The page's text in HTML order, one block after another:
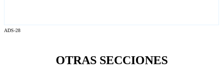
ADS-28
OTRAS SECCIONES